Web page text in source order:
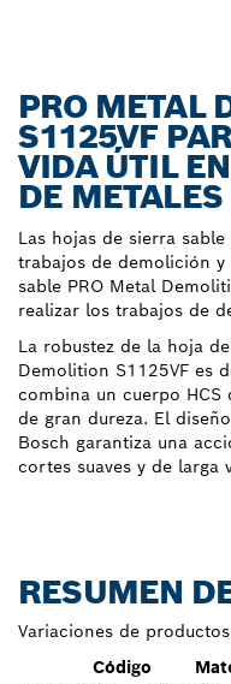
PRO METAL
S1125VF
VIDA ÚTIL
DE METALES
Las hojas de sierra
trabajos de demolición
sable PRO Metal
realizar los trabajos de
La robustez de la hoja
Demolition S1125VF es
combina un cuerpo HCS
de gran dureza. El
Bosch garantiza una
cortes suaves y de larga
RESUMEN
Variaciones de
Código